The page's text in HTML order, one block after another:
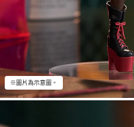
※圖片為示意圖。